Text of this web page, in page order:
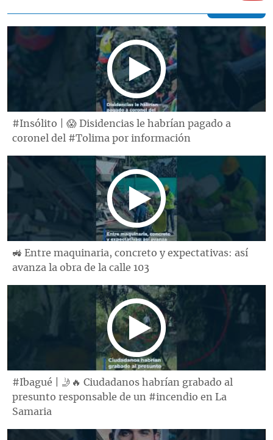
#Insólito | 😱 Disidencias le habrían pagado a
coronel del #Tolima por información
🚜 Entre maquinaria, concreto y expectativas: así
avanza la obra de la calle 103
#Ibagué | 🤳🔥 Ciudadanos habrían grabado al
presunto responsable de un #incendio en La
Samaria